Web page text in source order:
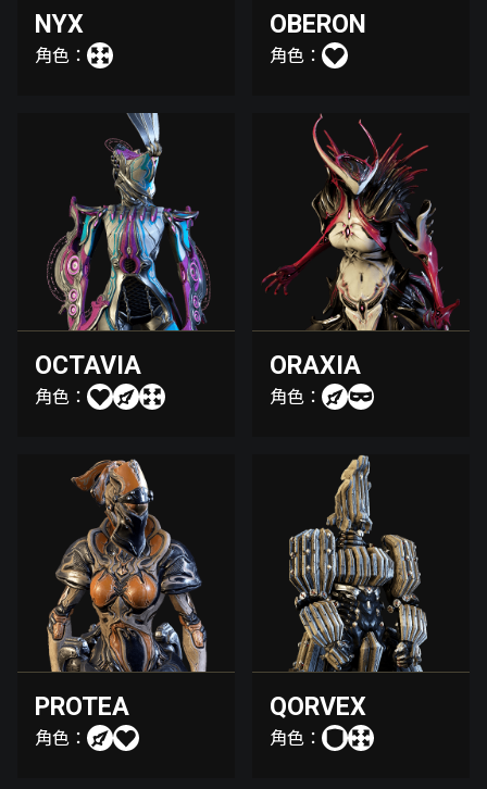
NYX
角色：
OBERON
角色：
OCTAVIA
角色：
ORAXIA
角色：
PROTEA
角色：
QORVEX
角色：